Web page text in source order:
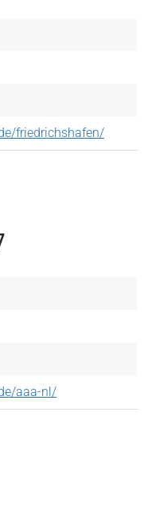
friedrichshafen/
aaa-nl/